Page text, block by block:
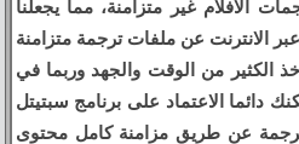
الافلام غير متزامنة، مما يجعلنا
الانترنت عن ملفات ترجمة متزامنة
الكثير من الوقت والجهد وربما في
دائما الاعتماد على برنامج سبتيتل
عن طريق مزامنة كامل محتوى